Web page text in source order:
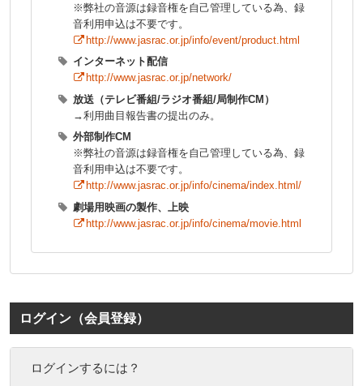
※弊社の音源は録音権を自己管理している為、録
音利用申込は不要です。
http://www.jasrac.or.jp/info/event/product.html
インターネット配信
http://www.jasrac.or.jp/network/
放送（テレビ番組/ラジオ番組/局制作CM）
→利用曲目報告書の提出のみ。
外部制作CM
※弊社の音源は録音権を自己管理している為、録
音利用申込は不要です。
http://www.jasrac.or.jp/info/cinema/index.html/
劇場用映画の製作、上映
http://www.jasrac.or.jp/info/cinema/movie.html
ログイン（会員登録）
ログインするには？